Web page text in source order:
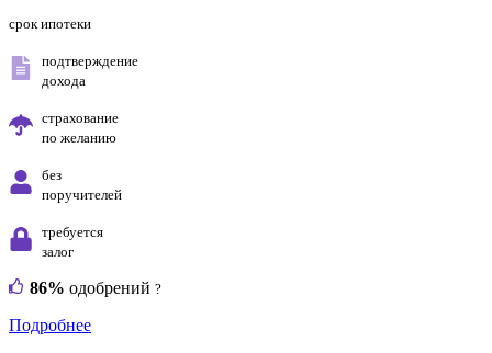
срок ипотеки
подтверждение
дохода
страхование
по желанию
без
поручителей
требуется
залог
86% одобрений ?
Подробнее